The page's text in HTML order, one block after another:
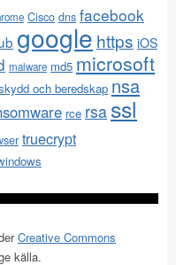
Cisco dns facebook
google https iOS
malware md5 microsoft
och beredskap nsa
rce rsa ssl
truecrypt
Creative Commons
källa.